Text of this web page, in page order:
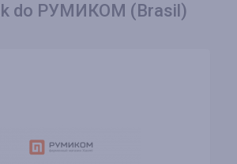
do РУМИКОМ (Brasil)